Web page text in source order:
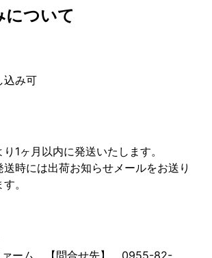
について
込み可
り1ヶ月以内に発送いたします。
送時には出荷お知らせメールをお送り
。
ーム　【問合せ先】　0955-82-